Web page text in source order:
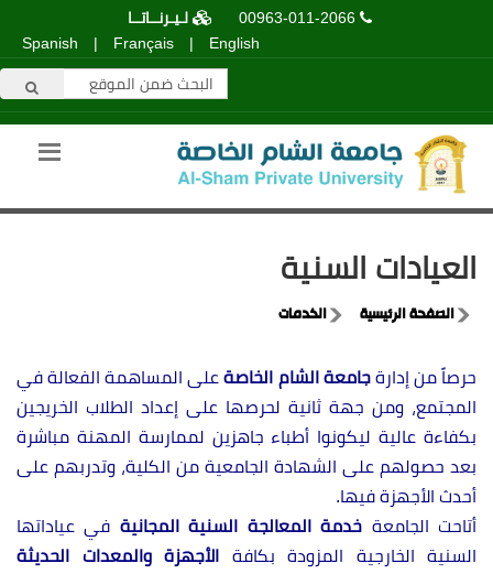
00963-011-2066
لـيـرنــاتــا
English
|
Français
|
Spanish
العيادات السنية
الصفحة الرئيسية الخدمات
حرصاً من إدارةجامعة الشام الخاصةعلى المساهمة الفعالة في
المجتمع، ومن جهة ثانية لحرصها على إعداد الطلاب الخريجين
بكفاءة عالية ليكونوا أطباء جاهزين لممارسة المهنة مباشرة
بعد حصولهم على الشهادة الجامعية من الكلية، وتدربهم على
أحدث الأجهزة فيها.
أتاحت الجامعة خدمة المعالجة السنية المجانية في عياداتها
السنية الخارجية المزودة بكافة الأجهزة والمعدات الحديثة